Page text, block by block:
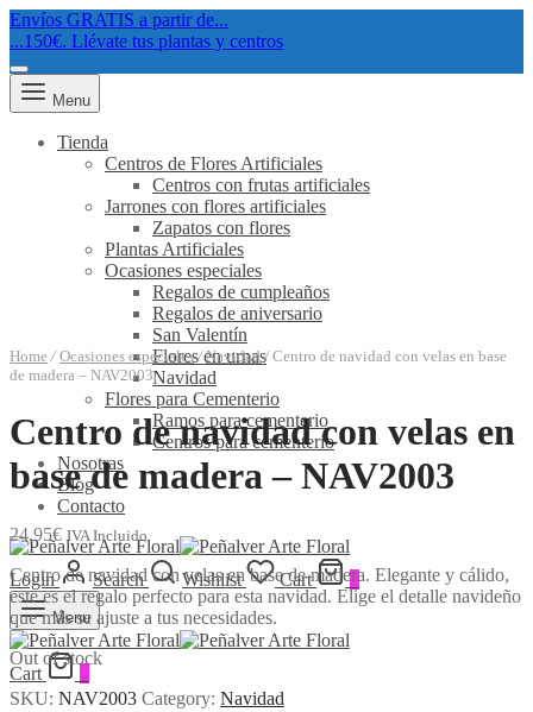
Envíos GRATIS a partir de...
...150€. Llévate tus plantas y centros
Menu
Tienda
Centros de Flores Artificiales
Centros con frutas artificiales
Jarrones con flores artificiales
Zapatos con flores
Plantas Artificiales
Ocasiones especiales
Regalos de cumpleaños
Regalos de aniversario
San Valentín
Flores en urnas
Navidad
Flores para Cementerio
Ramos para cementerio
Centros para cementerio
Nosotras
Blog
Contacto
Login Search Wishlist Cart 0
Menu
Cart
Home / Ocasiones especiales / Navidad /Centro de navidad con velas en base
de madera – NAV2003
Centro de navidad con velas en
base de madera – NAV2003
24,95€ IVA Incluido
Centro de navidad con velas en base de madera. Elegante y cálido,
este es el regalo perfecto para esta navidad. Elige el detalle navideño
que más se ajuste a tus necesidades.
Out of stock
SKU: NAV2003 Category: Navidad